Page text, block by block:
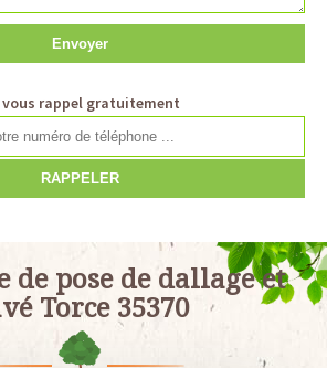
vous rappel gratuitement
de pose de dallage et
Torce 35370